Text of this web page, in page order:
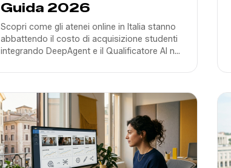
Guida 2026
Scopri come gli atenei online in Italia stanno
abbattendo il costo di acquisizione studenti
integrando DeepAgent e il Qualificatore AI nel